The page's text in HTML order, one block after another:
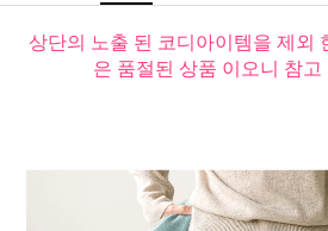
상단의 노출 된 코디아이템을 제외
은 품절된 상품 이오니 참